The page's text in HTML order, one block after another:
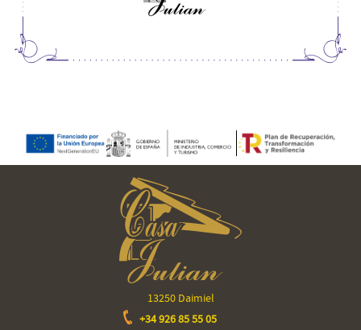
13250 Daimiel
+34 926 85 55 05